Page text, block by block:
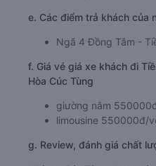
e. Các điểm trả khách của
Ngã 4 Đồng Tâm -
f. Giá vé giá xe khách đi
Hòa Cúc Tùng
giường nằm
limousine 550000đ/
g. Review, đánh giá chất